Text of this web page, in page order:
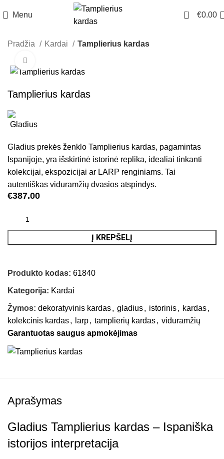
Menu 0 €0.00
Pradžia Kardai Tamplierius kardas
Tamplierius kardas
Gladius prekės ženklo Tamplierius kardas, pagamintas
Ispanijoje, yra išskirtinė istorinė replika, idealiai tinkanti
kolekcijai, ekspozicijai ar LARP renginiams. Tai
autentiškas viduramžių dvasios atspindys.
€387.00
Į KREPŠELĮ
Produkto kodas:61840
Kategorija: Kardai
Žymos: dekoratyvinis kardas, gladius, istorinis, kardas,
kolekcinis kardas, larp, tamplierių kardas, viduramžių
Garantuotas saugus apmokėjimas
Aprašymas
Gladius Tamplierius kardas – Ispaniška
istorijos interpretacija